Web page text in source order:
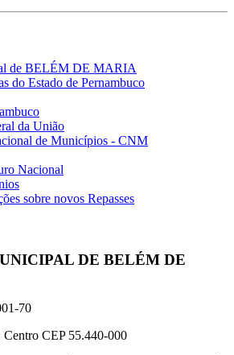
de BELÉM DE MARIA
do Estado de Pernambuco
da União
de Municípios - CNM
Nacional
sobre novos Repasses
DE BELÉM DE
70
Centro CEP 55.440-000